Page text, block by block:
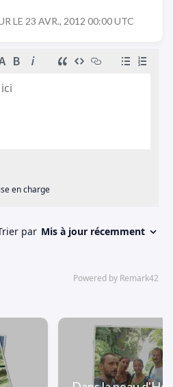
LE 23 AVR., 2012 00:00 UTC